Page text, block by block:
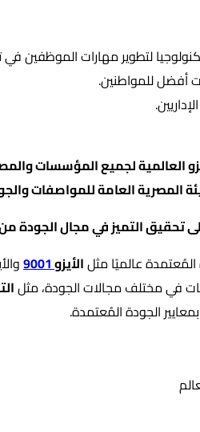
لتطوير مهارات الموظفين
أفضل للمواطنين.
لجميع المؤسسات
تحقيق التميز في مجال الجودة
عالميًا مثلالأيزو9001
في مختلف مجالات الجودة، مثل
الجودة المُعتمدة.